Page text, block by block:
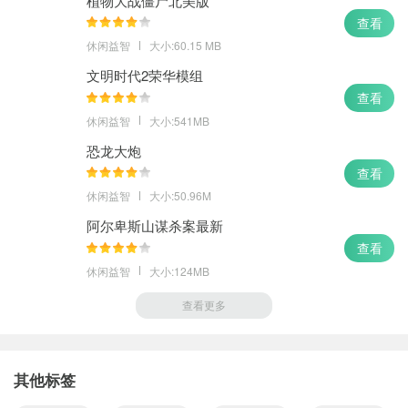
休闲益智 大小:60.15 MB
查看
文明时代2荣华模组
休闲益智 大小:541MB
查看
恐龙大炮
休闲益智 大小:50.96M
查看
阿尔卑斯山谋杀案最新
休闲益智 大小:124MB
查看
查看更多
其他标签